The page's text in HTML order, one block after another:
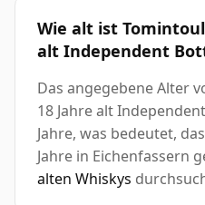
Wie alt ist
alt Independent
Das angegebene Alter
18 Jahre alt
Jahre, was bedeutet,
Jahre in Eichenfassern
alten Whiskys